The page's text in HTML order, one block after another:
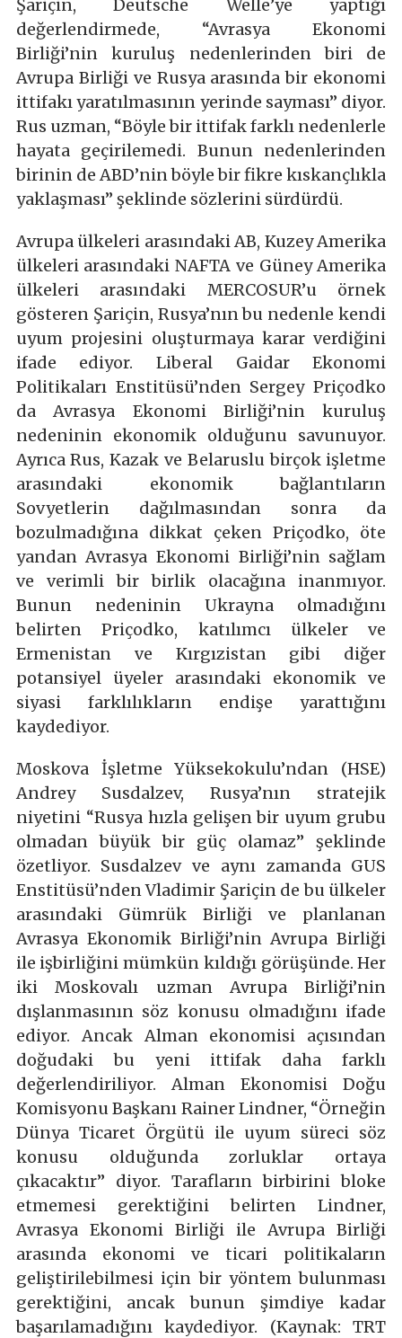
Şariçin, Deutsche Welle’ye yaptığı
değerlendirmede, “Avrasya Ekonomi
Birliği’nin kuruluş nedenlerinden biri de
Avrupa Birliği ve Rusya arasında bir ekonomi
ittifakı yaratılmasının yerinde sayması” diyor.
Rus uzman, “Böyle bir ittifak farklı nedenlerle
hayata geçirilemedi. Bunun nedenlerinden
birinin de ABD’nin böyle bir fikre kıskançlıkla
yaklaşması” şeklinde sözlerini sürdürdü.
Avrupa ülkeleri arasındaki AB, Kuzey Amerika
ülkeleri arasındaki NAFTA ve Güney Amerika
ülkeleri arasındaki MERCOSUR’u örnek
gösteren Şariçin, Rusya’nın bu nedenle kendi
uyum projesini oluşturmaya karar verdiğini
ifade ediyor. Liberal Gaidar Ekonomi
Politikaları Enstitüsü’nden Sergey Priçodko
da Avrasya Ekonomi Birliği’nin kuruluş
nedeninin ekonomik olduğunu savunuyor.
Ayrıca Rus, Kazak ve Belaruslu birçok işletme
arasındaki ekonomik bağlantıların
Sovyetlerin dağılmasından sonra da
bozulmadığına dikkat çeken Priçodko, öte
yandan Avrasya Ekonomi Birliği’nin sağlam
ve verimli bir birlik olacağına inanmıyor.
Bunun nedeninin Ukrayna olmadığını
belirten Priçodko, katılımcı ülkeler ve
Ermenistan ve Kırgızistan gibi diğer
potansiyel üyeler arasındaki ekonomik ve
siyasi farklılıkların endişe yarattığını
kaydediyor.
Moskova İşletme Yüksekokulu’ndan (HSE)
Andrey Susdalzev, Rusya’nın stratejik
niyetini “Rusya hızla gelişen bir uyum grubu
olmadan büyük bir güç olamaz” şeklinde
özetliyor. Susdalzev ve aynı zamanda GUS
Enstitüsü’nden Vladimir Şariçin de bu ülkeler
arasındaki Gümrük Birliği ve planlanan
Avrasya Ekonomik Birliği’nin Avrupa Birliği
ile işbirliğini mümkün kıldığı görüşünde. Her
iki Moskovalı uzman Avrupa Birliği’nin
dışlanmasının söz konusu olmadığını ifade
ediyor. Ancak Alman ekonomisi açısından
doğudaki bu yeni ittifak daha farklı
değerlendiriliyor. Alman Ekonomisi Doğu
Komisyonu Başkanı Rainer Lindner, “Örneğin
Dünya Ticaret Örgütü ile uyum süreci söz
konusu olduğunda zorluklar ortaya
çıkacaktır” diyor. Tarafların birbirini bloke
etmemesi gerektiğini belirten Lindner,
Avrasya Ekonomi Birliği ile Avrupa Birliği
arasında ekonomi ve ticari politikaların
geliştirilebilmesi için bir yöntem bulunması
gerektiğini, ancak bunun şimdiye kadar
başarılamadığını kaydediyor. (Kaynak: TRT